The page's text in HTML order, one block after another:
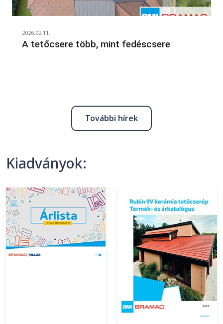
2026.02.11.
A tetőcsere több, mint fedéscsere
További hírek
Kiadványok: